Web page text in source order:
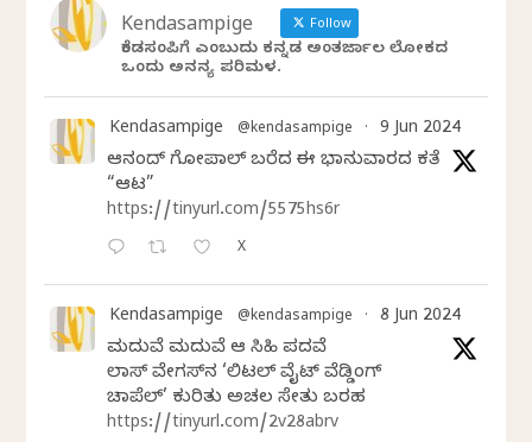
Kendasampige Follow
ಕೆಂಡಸಂಪಿಗೆ ಎಂಬುದು ಕನ್ನಡ ಅಂತರ್ಜಾಲ ಲೋಕದ
ಒಂದು ಅನನ್ಯ ಪರಿಮಳ.
Kendasampige @kendasampige · 9 Jun 2024
ಆನಂದ್‌ ಗೋಪಾಲ್‌ ಬರೆದ ಈ ಭಾನುವಾರದ ಕತೆ
“ಆಟ”
https://tinyurl.com/5575hs6r
X
Kendasampige @kendasampige · 8 Jun 2024
ಮದುವೆ ಮದುವೆ ಆ ಸಿಹಿ ಪದವೆ
ಲಾಸ್‌ ವೇಗಸ್‌ನ ‘ಲಿಟಲ್ ವೈಟ್ ವೆಡ್ಡಿಂಗ್
ಚಾಪೆಲ್’ ಕುರಿತು ಅಚಲ ಸೇತು ಬರಹ
https://tinyurl.com/2v28abrv